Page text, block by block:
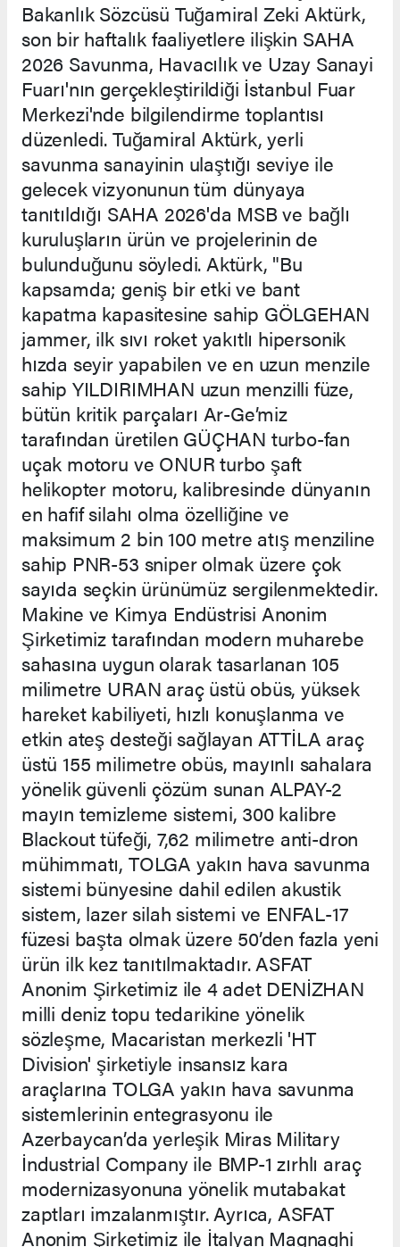
Bakanlık Sözcüsü Tuğamiral Zeki Aktürk,
son bir haftalık faaliyetlere ilişkin SAHA
2026 Savunma, Havacılık ve Uzay Sanayi
Fuarı'nın gerçekleştirildiği İstanbul Fuar
Merkezi'nde bilgilendirme toplantısı
düzenledi. Tuğamiral Aktürk, yerli
savunma sanayinin ulaştığı seviye ile
gelecek vizyonunun tüm dünyaya
tanıtıldığı SAHA 2026'da MSB ve bağlı
kuruluşların ürün ve projelerinin de
bulunduğunu söyledi. Aktürk, "Bu
kapsamda; geniş bir etki ve bant
kapatma kapasitesine sahip GÖLGEHAN
jammer, ilk sıvı roket yakıtlı hipersonik
hızda seyir yapabilen ve en uzun menzile
sahip YILDIRIMHAN uzun menzilli füze,
bütün kritik parçaları Ar-Ge’miz
tarafından üretilen GÜÇHAN turbo-fan
uçak motoru ve ONUR turbo şaft
helikopter motoru, kalibresinde dünyanın
en hafif silahı olma özelliğine ve
maksimum 2 bin 100 metre atış menziline
sahip PNR-53 sniper olmak üzere çok
sayıda seçkin ürünümüz sergilenmektedir.
Makine ve Kimya Endüstrisi Anonim
Şirketimiz tarafından modern muharebe
sahasına uygun olarak tasarlanan 105
milimetre URAN araç üstü obüs, yüksek
hareket kabiliyeti, hızlı konuşlanma ve
etkin ateş desteği sağlayan ATTİLA araç
üstü 155 milimetre obüs, mayınlı sahalara
yönelik güvenli çözüm sunan ALPAY-2
mayın temizleme sistemi, 300 kalibre
Blackout tüfeği, 7,62 milimetre anti-dron
mühimmatı, TOLGA yakın hava savunma
sistemi bünyesine dahil edilen akustik
sistem, lazer silah sistemi ve ENFAL-17
füzesi başta olmak üzere 50’den fazla yeni
ürün ilk kez tanıtılmaktadır. ASFAT
Anonim Şirketimiz ile 4 adet DENİZHAN
milli deniz topu tedarikine yönelik
sözleşme, Macaristan merkezli 'HT
Division' şirketiyle insansız kara
araçlarına TOLGA yakın hava savunma
sistemlerinin entegrasyonu ile
Azerbaycan’da yerleşik Miras Military
İndustrial Company ile BMP-1 zırhlı araç
modernizasyonuna yönelik mutabakat
zaptları imzalanmıştır. Ayrıca, ASFAT
Anonim Şirketimiz ile İtalyan Magnaghi